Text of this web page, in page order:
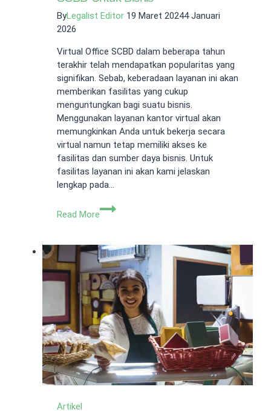
ByLegalist Editor 19 Maret 20244 Januari
2026
Virtual Office SCBD dalam beberapa tahun
terakhir telah mendapatkan popularitas yang
signifikan. Sebab, keberadaan layanan ini akan
memberikan fasilitas yang cukup
menguntungkan bagi suatu bisnis.
Menggunakan layanan kantor virtual akan
memungkinkan Anda untuk bekerja secara
virtual namun tetap memiliki akses ke
fasilitas dan sumber daya bisnis. Untuk
fasilitas layanan ini akan kami jelaskan
lengkap pada…
Read More
7
Virtual
Office
SCBD
Untuk
Bisnis
Artikel